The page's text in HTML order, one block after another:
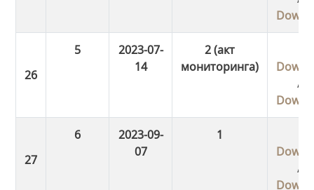
5
2023-07-
14
2 (акт
мониторинга)
/
6
2023-09-
07
1
/